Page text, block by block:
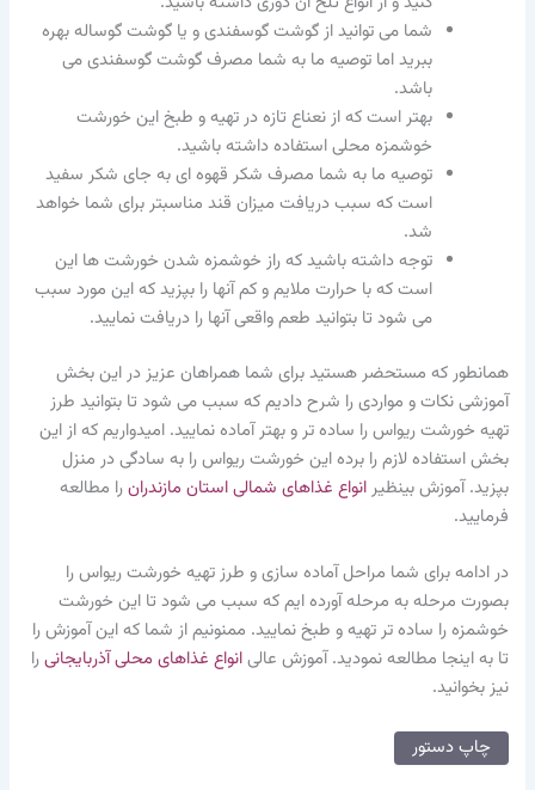
شما می توانید از گوشت گوسفندی و یا گوشت گوساله بهره
ببرید اما توصیه ما به شما مصرف گوشت گوسفندی می
باشد.
بهتر است که از نعناع تازه در تهیه و طبخ این خورشت
خوشمزه محلی استفاده داشته باشید.
توصیه ما به شما مصرف شکر قهوه ای به جای شکر سفید
است که سبب دریافت میزان قند مناسبتر برای شما خواهد
شد.
توجه داشته باشید که راز خوشمزه شدن خورشت ها این
است که با حرارت ملایم و کم آنها را بپزید که این مورد سبب
می شود تا بتوانید طعم واقعی آنها را دریافت نمایید.
همانطور که مستحضر هستید برای شما همراهان عزیز در این بخش
آموزشی نکات و مواردی را شرح دادیم که سبب می شود تا بتوانید طرز
تهیه خورشت ریواس را ساده تر و بهتر آماده نمایید. امیدواریم که از این
بخش استفاده لازم را برده این خورشت ریواس را به سادگی در منزل
بپزید. آموزش بینظیرانواع غذاهای شمالی استان مازندرانرا مطالعه
فرمایید.
در ادامه برای شما مراحل آماده سازی و طرز تهیه خورشت ریواس را
بصورت مرحله به مرحله آورده ایم که سبب می شود تا این خورشت
خوشمزه را ساده تر تهیه و طبخ نمایید. ممنونیم از شما که این آموزش را
تا به اینجا مطالعه نمودید. آموزش عالیانواع غذاهای محلی آذربایجانیرا
نیز بخوانید.
چاپ دستور